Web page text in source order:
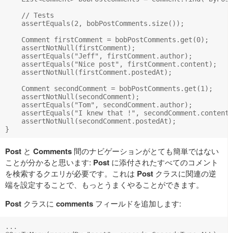
    // Tests
    assertEquals(2, bobPostComments.size());
    Comment firstComment = bobPostComments.get(0);
    assertNotNull(firstComment);
    assertEquals("Jeff", firstComment.author);
    assertEquals("Nice post", firstComment.content);
    assertNotNull(firstComment.postedAt);
    Comment secondComment = bobPostComments.get(1);
    assertNotNull(secondComment);
    assertEquals("Tom", secondComment.author);
assertEquals("I knew that !",
    assertNotNull(secondComment.postedAt);
Post と Comments 間のナビゲーションがとても簡単ではない
ことが分かると思います: Post に添付されたすべてのコメント
を検索するクエリが必要です。これは Post クラスに関連の逆
端を設定することで、もっとうまくやることができます。
Post クラスに comments フィールドを追加します:
...